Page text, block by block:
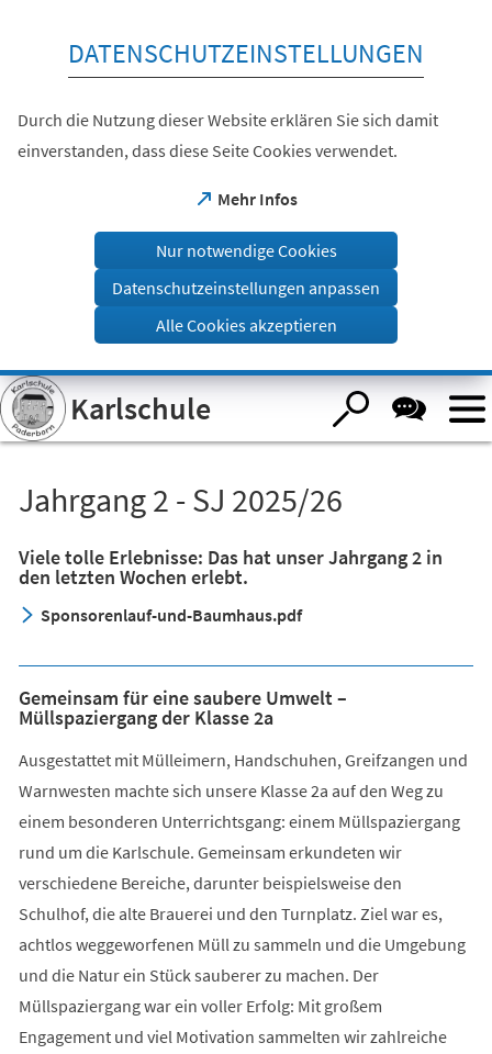
Visuelle
Assistenzsoftware
öffnen.
DATENSCHUTZEINSTELLUNGEN
Durch die Nutzung dieser Website erklären Sie sich damit
einverstanden, dass diese Seite Cookies verwendet.
Mehr Infos
(Öffnet
einem
Tab)
Nur notwendige Cookies
Datenschutzeinstellungen anpassen
Alle Cookies akzeptieren
Karlschule
Jahrgang 2 - SJ 2025/26
Viele tolle Erlebnisse: Das hat unser Jahrgang 2 in
den letzten Wochen erlebt.
Sponsorenlauf-und-Baumhaus.pdf
Gemeinsam für eine saubere Umwelt –
Müllspaziergang der Klasse 2a
Ausgestattet mit Mülleimern, Handschuhen, Greifzangen und
Warnwesten machte sich unsere Klasse 2a auf den Weg zu
einem besonderen Unterrichtsgang: einem Müllspaziergang
rund um die Karlschule. Gemeinsam erkundeten wir
verschiedene Bereiche, darunter beispielsweise den
Schulhof, die alte Brauerei und den Turnplatz. Ziel war es,
achtlos weggeworfenen Müll zu sammeln und die Umgebung
und die Natur ein Stück sauberer zu machen. Der
Müllspaziergang war ein voller Erfolg: Mit großem
Engagement und viel Motivation sammelten wir zahlreiche